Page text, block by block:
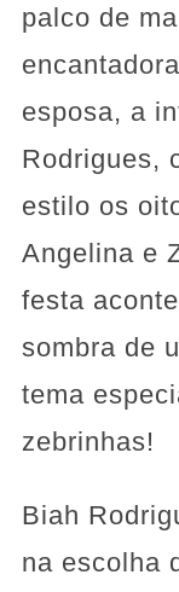
palco de
esposa, a
Rodrigues,
estilo os
Angelina e
festa
sombra de
tema
zebrinhas!
Biah
na escolha